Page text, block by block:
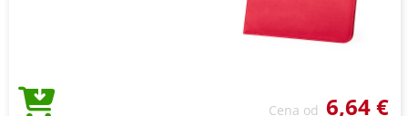
Cena od 6,64 €